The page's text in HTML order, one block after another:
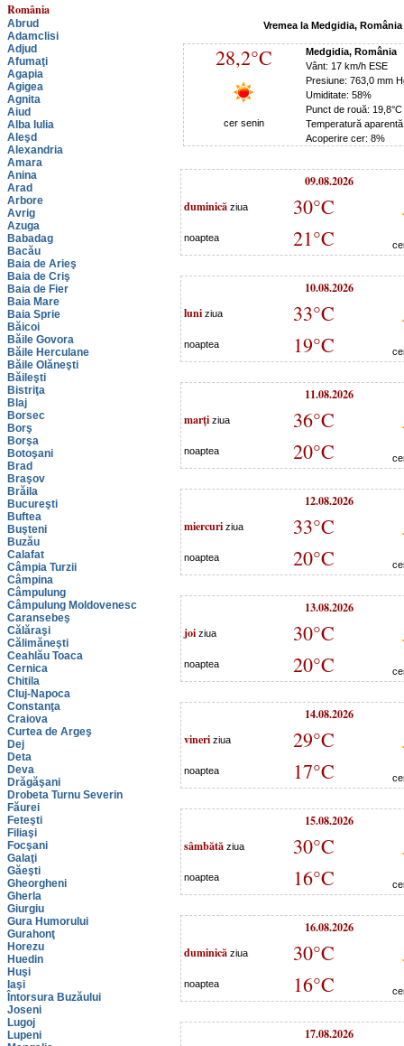
România
Abrud
Adamclisi
Adjud
Afumaţi
Agapia
Agigea
Agnita
Aiud
Alba Iulia
Aleşd
Alexandria
Amara
Anina
Arad
Arbore
Avrig
Azuga
Babadag
Bacău
Baia de Arieş
Baia de Criş
Baia de Fier
Baia Mare
Baia Sprie
Băicoi
Băile Govora
Băile Herculane
Băile Olăneşti
Băileşti
Bistriţa
Blaj
Borsec
Borş
Borşa
Botoşani
Brad
Braşov
Brăila
Bucureşti
Buftea
Buşteni
Buzău
Calafat
Câmpia Turzii
Câmpina
Câmpulung
Câmpulung Moldovenesc
Caransebeş
Călăraşi
Călimăneşti
Ceahlău Toaca
Cernica
Chitila
Cluj-Napoca
Constanţa
Craiova
Curtea de Argeş
Dej
Deta
Deva
Drăgăşani
Drobeta Turnu Severin
Făurei
Feteşti
Filiaşi
Focşani
Galaţi
Găeşti
Gheorgheni
Gherla
Giurgiu
Gura Humorului
Gurahonţ
Horezu
Huedin
Huşi
Iaşi
Întorsura Buzăului
Joseni
Lugoj
Lupeni
Vremea la Medgidia, România
28,2°C
cer senin
Medgidia, România
Vânt: 17 km/h ESE
Presiune: 763,0 mm
Umiditate: 58%
Punct de rouă: 19,8°C
Temperatură
Acoperire cer: 8%
09.08.2026
duminică ziua 30°C
noaptea 21°C
10.08.2026
luni ziua 33°C
noaptea 19°C
11.08.2026
marţi ziua 36°C
noaptea 20°C
12.08.2026
miercuri ziua 33°C
noaptea 20°C
13.08.2026
joi ziua 30°C
noaptea 20°C
14.08.2026
vineri ziua 29°C
noaptea 17°C
15.08.2026
sâmbătă ziua 30°C
noaptea 16°C
16.08.2026
duminică ziua 30°C
noaptea 16°C
17.08.2026